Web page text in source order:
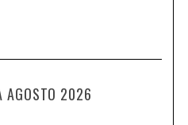
AGOSTO 2026